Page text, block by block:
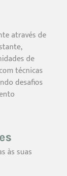
através de
de
técnicas
desafios
às suas